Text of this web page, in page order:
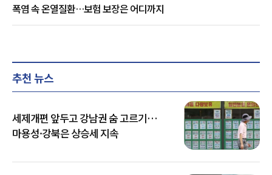
폭염 속 온열질환…보험 보장은 어디까지
추천 뉴스
세제개편 앞두고 강남권 숨 고르기…
마용성·강북은 상승세 지속